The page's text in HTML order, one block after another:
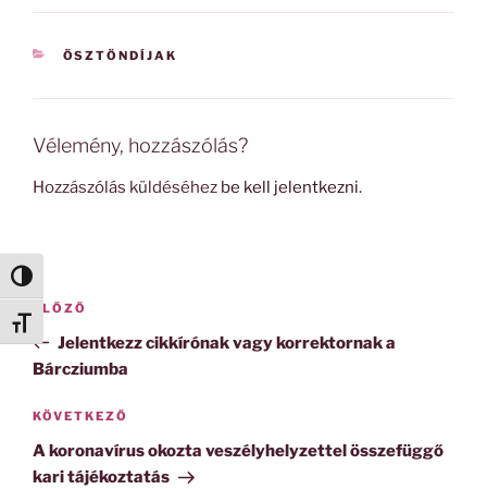
Nagy kontraszt váltása
Betűméret váltása
KATEGÓRIÁK
ÖSZTÖNDÍJAK
Vélemény, hozzászólás?
Hozzászólás küldéséhez be kell jelentkezni.
Bejegyzés
Korábbi
bejegyzés
ELŐZŐ
Jelentkezz cikkírónak vagy korrektornak a
Bárcziumba
Következő
bejegyzés
KÖVETKEZŐ
A koronavírus okozta veszélyhelyzettel összefüggő
kari tájékoztatás